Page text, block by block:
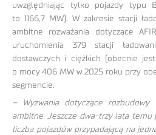
uwzględniając tylko pojazdy typu
to 1166,7 MW). W zakresie stacji
ambitne rozważania dotyczące
uruchomienia 379 stacji
dostawczych i ciężkich (obecnie
o mocy 406 MW w 2025 roku przy
segmencie.
– Wyzwania dotyczące
ambitne. Jeszcze dwa-trzy lata temu
liczba pojazdów przypadającą na